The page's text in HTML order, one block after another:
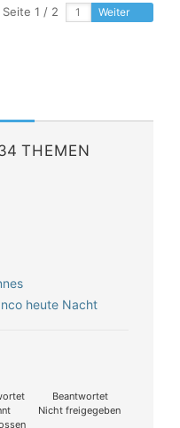
Seite 1 / 2 Weiter
THEMEN
heute Nacht
Beantwortet
Nicht freigegeben